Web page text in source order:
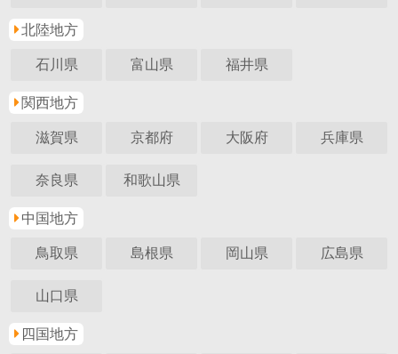
北陸地方
石川県 富山県 福井県
関西地方
滋賀県 京都府 大阪府 兵庫県
奈良県 和歌山県
中国地方
鳥取県 島根県 岡山県 広島県
山口県
四国地方